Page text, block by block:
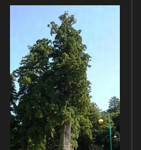
全国の美術館・博物館
世界遺産
無形文化遺産
動画で見る無形の文化財
文化遺産データベース
時代
時代を選択
旧石器 [日本]
縄文 [日本]
弥生 [日本]
分野
分野を選択